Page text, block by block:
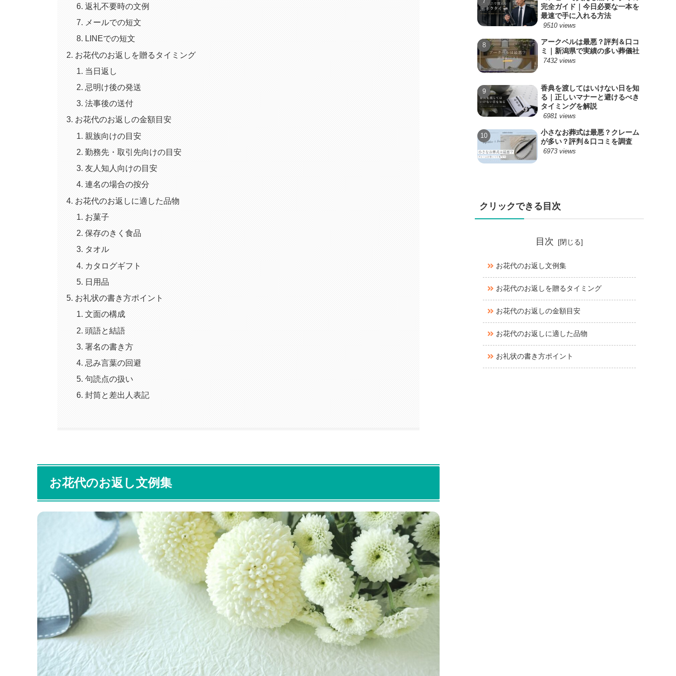
返礼不要時の文例
メールでの短文
LINEでの短文
お花代のお返しを贈るタイミング
当日返し
忌明け後の発送
法事後の送付
お花代のお返しの金額目安
親族向けの目安
勤務先・取引先向けの目安
友人知人向けの目安
連名の場合の按分
お花代のお返しに適した品物
お菓子
保存のきく食品
タオル
カタログギフト
日用品
お礼状の書き方ポイント
文面の構成
頭語と結語
署名の書き方
忌み言葉の回避
句読点の扱い
封筒と差出人表記
お花代のお返し文例集
完全ガイド｜今日必要な一本を
最速で手に入れる方法
9510 views
アークベルは最悪？評判＆口コ
ミ｜新潟県で実績の多い葬儀社
7432 views
香典を渡してはいけない日を知
る｜正しいマナーと避けるべき
タイミングを解説
6981 views
小さなお葬式は最悪？クレーム
が多い？評判＆口コミを調査
6973 views
クリックできる目次
目次
お花代のお返し文例集
お花代のお返しを贈るタイミング
お花代のお返しの金額目安
お花代のお返しに適した品物
お礼状の書き方ポイント